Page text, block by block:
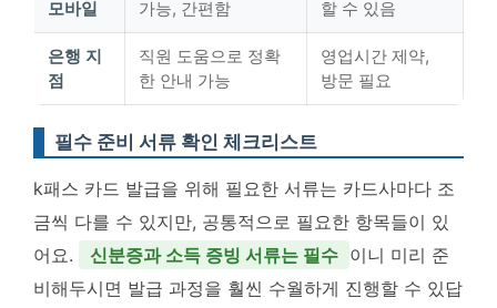
모바일
가능, 간편함
할 수 있음
은행 지
점
직원 도움으로 정확
한 안내 가능
영업시간 제약,
방문 필요
필수 준비 서류 확인 체크리스트
k패스 카드 발급을 위해 필요한 서류는 카드사마다 조
금씩 다를 수 있지만, 공통적으로 필요한 항목들이 있
어요.
신분증과 소득 증빙 서류는 필수 이니 미리 준
비해두시면 발급 과정을 훨씬 수월하게 진행할 수 있답